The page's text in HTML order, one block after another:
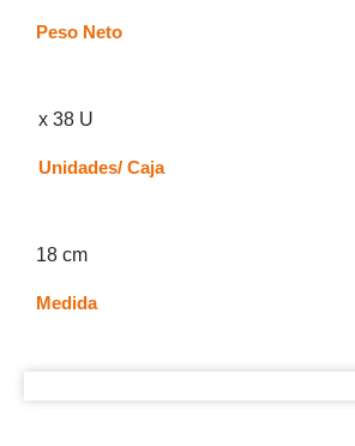
Peso Neto
x 38 U
Unidades/ Caja
18 cm
Medida